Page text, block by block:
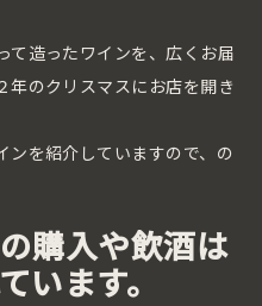
て造ったワインを、広くお届
年のクリスマスにお店を開き
ンを紹介していますので、の
購入や飲酒は
います。